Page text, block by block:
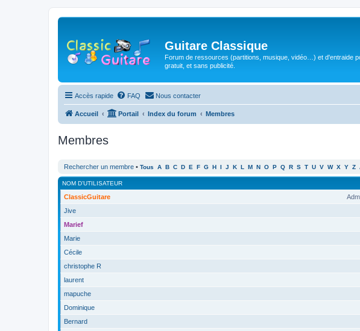
Guitare Classique
Forum de ressources (partitions, musique, vidéo…) et d'entraide
gratuit, et sans publicité.
Accès rapide FAQ Nous contacter
Accueil Portail Index du forum Membres
Membres
Rechercher un membre • Tous A B C D E F G H I J K L M N O P Q R S T U V W X Y Z
NOM D’UTILISATEUR
ClassicGuitare
Jive
Marief
Marie
Cécile
christophe R
laurent
mapuche
Dominique
Bernard